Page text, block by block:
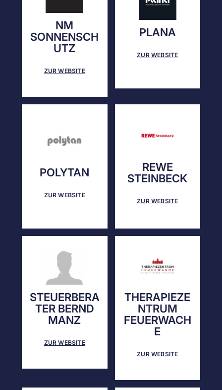
NM
SONNENSCH
UTZ
ZUR WEBSITE
PLANA
ZUR WEBSITE
POLYTAN
ZUR WEBSITE
REWE
STEINBECK
ZUR WEBSITE
STEUERBERA
TER BERND
MANZ
ZUR WEBSITE
THERAPIEZE
NTRUM
FEUERWACH
E
ZUR WEBSITE